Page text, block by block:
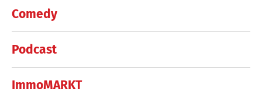
Comedy
Podcast
ImmoMARKT